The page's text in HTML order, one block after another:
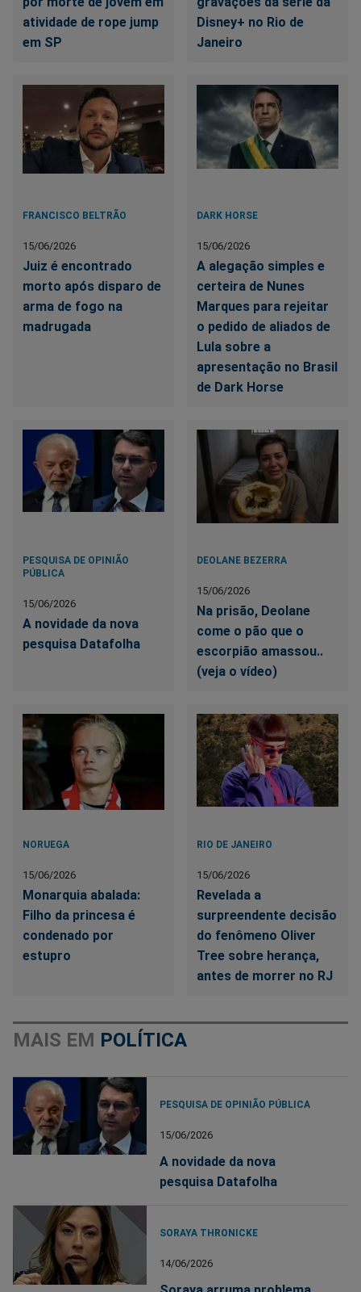
atividade de rope jump
em SP
Disney+ no Rio de
Janeiro
FRANCISCO BELTRÃO
15/06/2026
Juiz é encontrado
morto após disparo de
arma de fogo na
madrugada
DARK HORSE
15/06/2026
A alegação simples e
certeira de Nunes
Marques para rejeitar
o pedido de aliados de
Lula sobre a
apresentação no Brasil
de Dark Horse
PESQUISA DE OPINIÃO
PÚBLICA
15/06/2026
A novidade da nova
pesquisa Datafolha
DEOLANE BEZERRA
15/06/2026
Na prisão, Deolane
come o pão que o
escorpião amassou..
(veja o vídeo)
NORUEGA
15/06/2026
Monarquia abalada:
Filho da princesa é
condenado por
estupro
RIO DE JANEIRO
15/06/2026
Revelada a
surpreendente decisão
do fenômeno Oliver
Tree sobre herança,
antes de morrer no RJ
MAIS EM POLÍTICA
PESQUISA DE OPINIÃO PÚBLICA
15/06/2026
A novidade da nova
pesquisa Datafolha
SORAYA THRONICKE
14/06/2026